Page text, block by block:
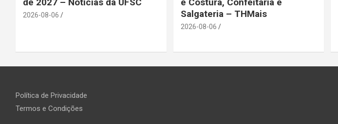
2026-08-06
Salgateria – THMais
2026-08-06
Política de Privacidade
Termos e Condições